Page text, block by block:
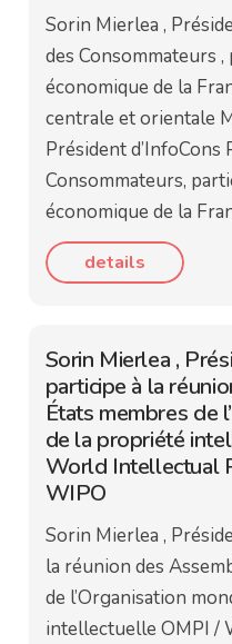
Sorin Mierlea ,
des Consommateurs
économique de la
centrale et orientale
Président d’InfoCons
Consommateurs,
économique de la
details
Sorin Mierlea ,
participe à la
États membres de
de la propriété
World Intellectual
WIPO
Sorin Mierlea ,
la réunion des
de l’Organisation
intellectuelle OMPI /